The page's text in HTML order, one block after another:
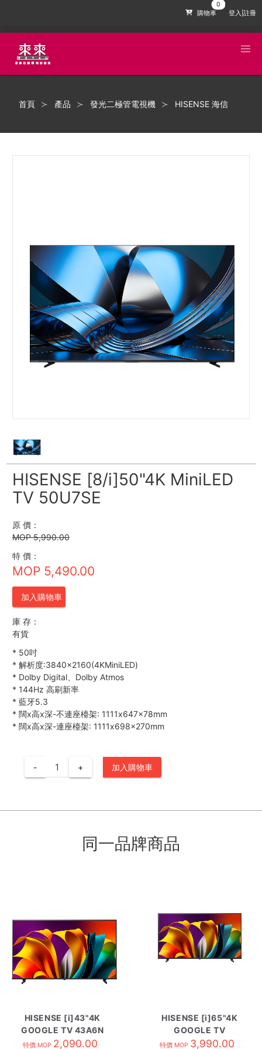
購物車 登入|註冊
首頁 產品 發光二極管電視機 HISENSE 海信
HISENSE [8/i]50"4K MiniLED
TV 50U7SE
原 價：
MOP 5,990.00
特 價：
MOP 5,490.00
加入購物車
庫 存：
有貨
* 50吋
* 解析度:3840×2160(4KMiniLED)
* Dolby Digital、Dolby Atmos
* 144Hz 高刷新率
* 藍牙5.3
* 闊x高x深-不連座檯架: 1111x647x78mm
* 闊x高x深-連座檯架: 1111x698x270mm
- + 加入購物車
同一品牌商品
HISENSE [i]43"4K
GOOGLE TV 43A6N
特價 MOP 2,090.00
HISENSE [i]65"4K
GOOGLE TV
HK65A6N
特價 MOP 3,990.00